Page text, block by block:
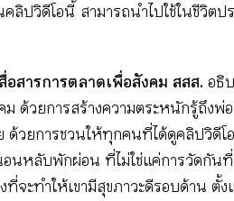
คลิปวิดีโอนี้ สามารถนำไปใช้ในชี
สารการตลาดเพื่อสังคม สสส. อธิ
ด้วยการสร้างความตระหนักรู้ถึง
วยการชวนให้ทุกคนที่ได้ดูคลิปวิดีโ
อนหลับพักผ่อน ที่ไม่ใช่แค่การวัด
ที่จะทำให้เขามีสุขภาวะดีรอบด้าน